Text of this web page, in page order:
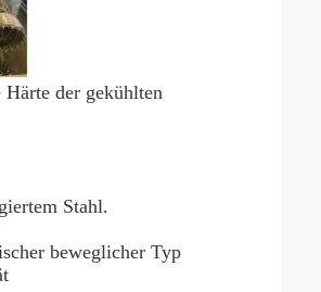
der gekühlten
Stahl.
beweglicher Typ